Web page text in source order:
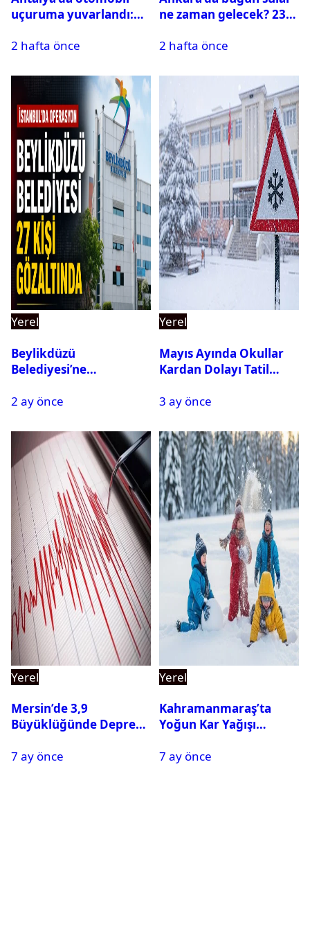
uçuruma yuvarlandı:
var
2 hafta önce
ne zaman gelecek? 23
su kesintisi sorgulama
2 hafta önce
Yerel
Beylikdüzü
Belediyesi’ne
Gözaltına Alındı
2 ay önce
Yerel
Mayıs Ayında Okullar
Kardan Dolayı Tatil
3 ay önce
Yerel
Mersin’de 3,9
Büyüklüğünde Deprem
7 ay önce
Yerel
Kahramanmaraş’ta
Yoğun Kar Yağışı
Tatil
7 ay önce